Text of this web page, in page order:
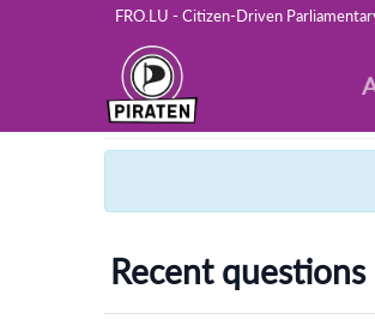
FRO.LU - Citizen-Driven
Recent